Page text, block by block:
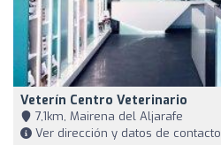
Veterín Centro Veterinario
7,1km, Mairena del Aljarafe
Ver dirección y datos de contacto